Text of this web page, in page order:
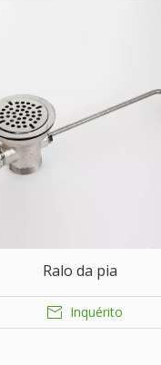
Ralo da pia
Inquérito